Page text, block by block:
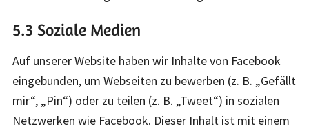
5.3 Soziale Medien
Auf unserer Website haben wir Inhalte von Facebook
eingebunden, um Webseiten zu bewerben (z. B. „Gefällt
mir“, „Pin“) oder zu teilen (z. B. „Tweet“) in sozialen
Netzwerken wie Facebook. Dieser Inhalt ist mit einem